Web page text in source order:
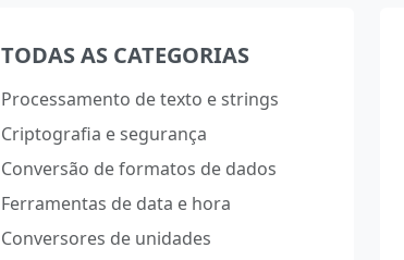
TODAS AS CATEGORIAS
Processamento de texto e strings
Criptografia e segurança
Conversão de formatos de dados
Ferramentas de data e hora
Conversores de unidades